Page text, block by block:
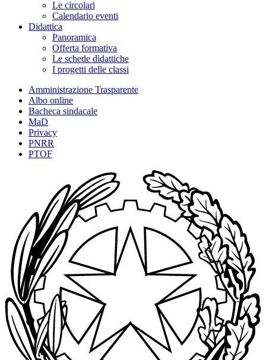
Le circolari
Calendario eventi
Didattica
Panoramica
Offerta formativa
Le schede didattiche
I progetti delle classi
Amministrazione Trasparente
Albo online
Bacheca sindacale
MaD
Privacy
PNRR
PTOF